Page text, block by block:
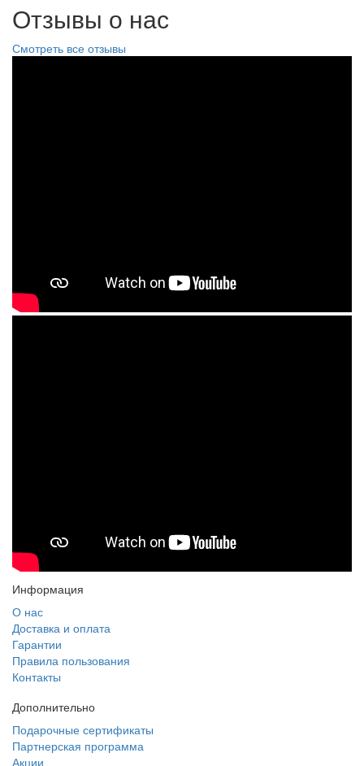
Отзывы о нас
Смотреть все отзывы
Информация
О нас
Доставка и оплата
Гарантии
Правила пользования
Контакты
Дополнительно
Подарочные сертификаты
Партнерская программа
Акции